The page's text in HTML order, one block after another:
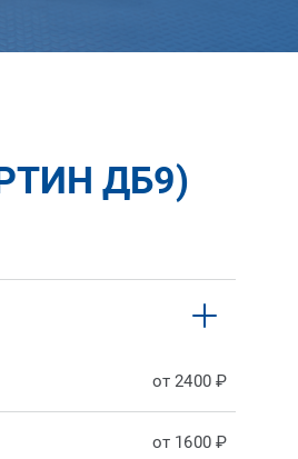
ДБ9)
от 2400 ₽
от 1600 ₽